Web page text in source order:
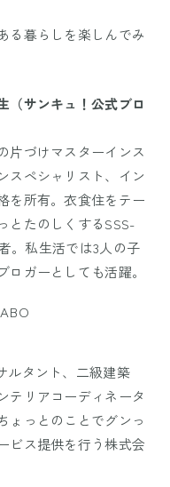
る暮らしを楽しんでみ
サンキュ！公式ブロ
片づけマスターインス
スペシャリスト、イン
を所有。衣食住をテー
とたのしくするSSS-
。私生活では3人の子
ガーとしても活躍。
タント、二級建築
テリアコーディネータ
ょっとのことでグンっ
ビス提供を行う株式会